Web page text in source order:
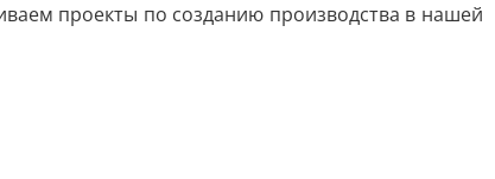
проекты по созданию производства в нашей